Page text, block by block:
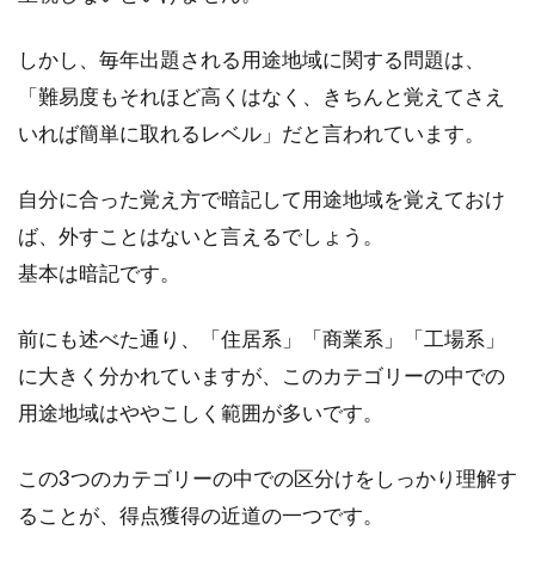
しかし、毎年出題される用途地域に関する問題は、
「難易度もそれほど高くはなく、きちんと覚えてさえ
いれば簡単に取れるレベル」だと言われています。
自分に合った覚え方で暗記して用途地域を覚えておけ
ば、外すことはないと言えるでしょう。
基本は暗記です。
前にも述べた通り、「住居系」「商業系」「工場系」
に大きく分かれていますが、このカテゴリーの中での
用途地域はややこしく範囲が多いです。
この3つのカテゴリーの中での区分けをしっかり理解す
ることが、得点獲得の近道の一つです。